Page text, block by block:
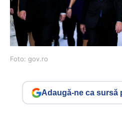
Foto: gov.ro
Adaugă-ne ca sursă